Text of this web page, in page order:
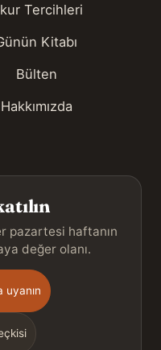
Tercihleri
Kitabı
Bülten
Hakkımızda
pazartesi haftanın
değer olanı.
uyanın